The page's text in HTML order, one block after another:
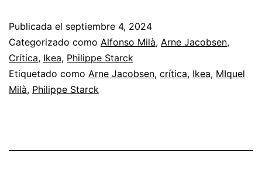
diseñador,
2_2
Publicada el septiembre 4, 2024
Categorizado como Alfonso Milà, Arne Jacobsen,
Crítica, Ikea, Philippe Starck
Etiquetado como Arne Jacobsen, crítica, Ikea, MIquel
Milà, Philippe Starck